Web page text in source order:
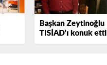
Başkan Zeytinoğlu
TISİAD’ı konuk etti